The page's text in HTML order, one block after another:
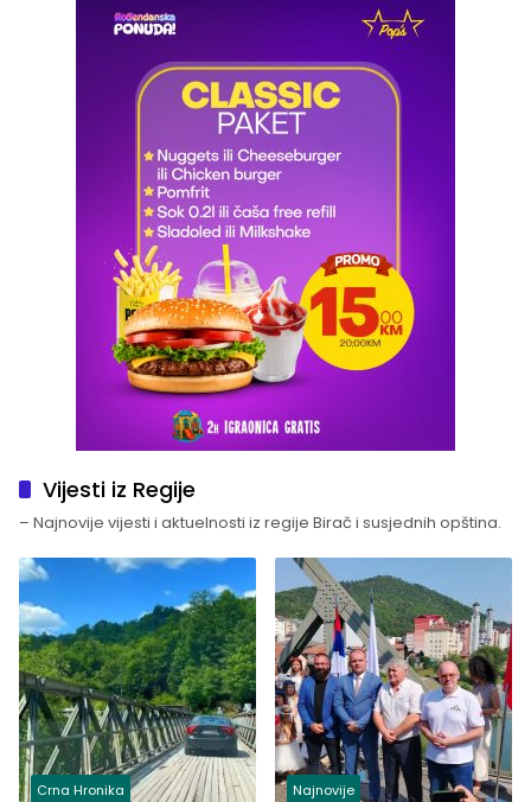
Vijesti iz Regije
– Najnovije vijesti i aktuelnosti iz regije Birač i susjednih opština.
Crna Hronika Najnovije